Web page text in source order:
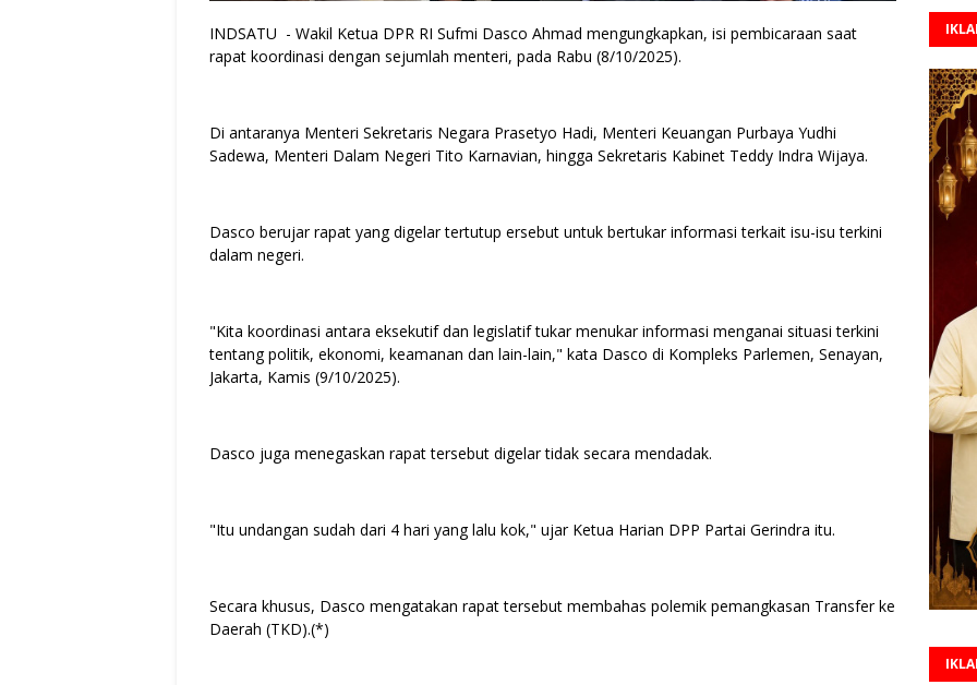
INDSATU - Wakil Ketua DPR RI Sufmi Dasco Ahmad mengungkapkan, isi pembicaraan saat
rapat koordinasi dengan sejumlah menteri, pada Rabu (8/10/2025).
Di antaranya Menteri Sekretaris Negara Prasetyo Hadi, Menteri Keuangan Purbaya Yudhi
Sadewa, Menteri Dalam Negeri Tito Karnavian, hingga Sekretaris Kabinet Teddy Indra Wijaya.
Dasco berujar rapat yang digelar tertutup ersebut untuk bertukar informasi terkait isu-isu terkini
dalam negeri.
"Kita koordinasi antara eksekutif dan legislatif tukar menukar informasi menganai situasi terkini
tentang politik, ekonomi, keamanan dan lain-lain," kata Dasco di Kompleks Parlemen, Senayan,
Jakarta, Kamis (9/10/2025).
Dasco juga menegaskan rapat tersebut digelar tidak secara mendadak.
"Itu undangan sudah dari 4 hari yang lalu kok," ujar Ketua Harian DPP Partai Gerindra itu.
Secara khusus, Dasco mengatakan rapat tersebut membahas polemik pemangkasan Transfer ke
Daerah (TKD).(*)